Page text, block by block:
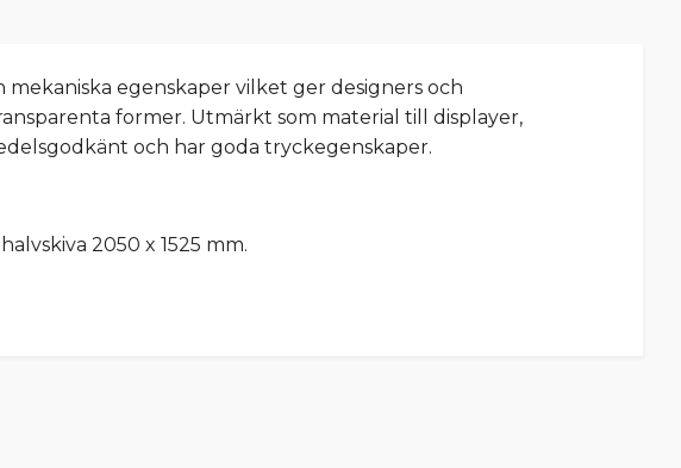
egenskaper vilket ger designers och
former. Utmärkt som material till displayer,
och har goda tryckegenskaper.
2050 x 1525 mm.